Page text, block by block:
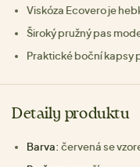
Viskóza Ecovero je
Široký pružný pas
Praktické boční kapsy
Detaily produktu
Barva: červená se